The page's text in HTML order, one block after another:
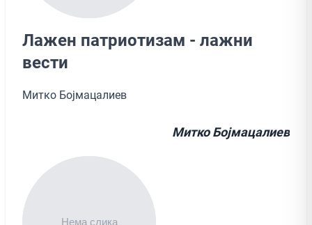
Лажен патриотизам - лажни
вести
Митко Бојмацалиев
Митко Бојмацалиев